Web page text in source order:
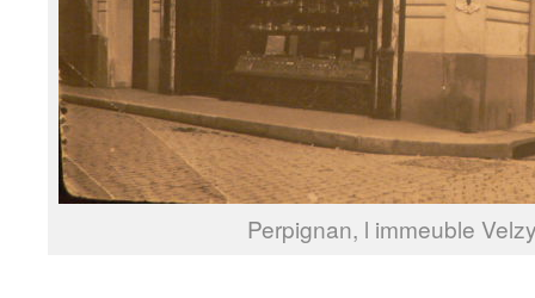
Perpignan, l immeuble